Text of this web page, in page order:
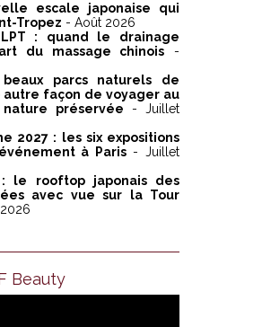
escale japonaise qui
Tropez - Août 2026
: quand le drainage
du massage chinois -
parcs naturels de
autre façon de voyager au
préservée - Juillet
2027 : les six expositions
à Paris- Juillet
: le rooftop japonais des
avec vue sur la Tour
Beauty